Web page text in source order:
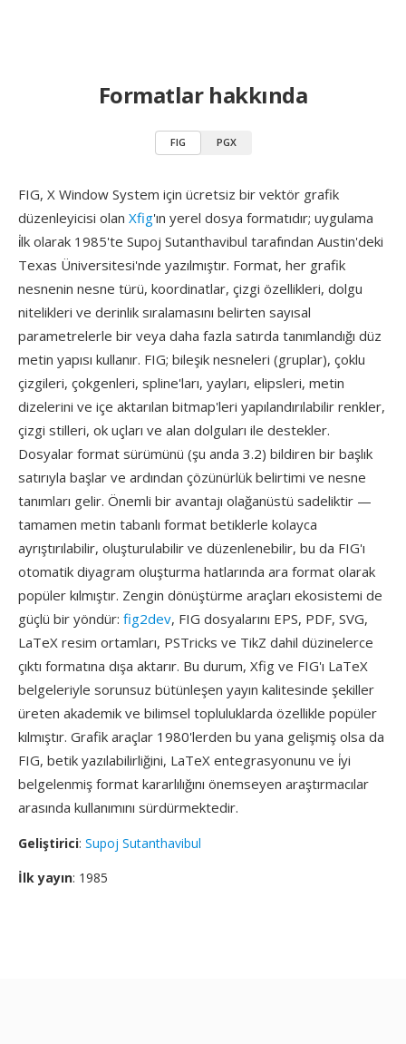
Formatlar hakkında
FIG PGX
FIG, X Window System için ücretsiz bir vektör grafik
düzenleyicisi olan Xfig'ın yerel dosya formatıdır; uygulama
i̇lk olarak 1985'te Supoj Sutanthavibul tarafından Austin'deki
Texas Üniversitesi'nde yazılmıştır. Format, her grafik
nesnenin nesne türü, koordinatlar, çizgi özellikleri, dolgu
nitelikleri ve derinlik sıralamasını belirten sayısal
parametrelerle bir veya daha fazla satırda tanımlandığı düz
metin yapısı kullanır. FIG; bileşik nesneleri (gruplar), çoklu
çizgileri, çokgenleri, spline'ları, yayları, elipsleri, metin
dizelerini ve içe aktarılan bitmap'leri yapılandırılabilir renkler,
çizgi stilleri, ok uçları ve alan dolguları ile destekler.
Dosyalar format sürümünü (şu anda 3.2) bildiren bir başlık
satırıyla başlar ve ardından çözünürlük belirtimi ve nesne
tanımları gelir. Önemli bir avantajı olağanüstü sadeliktir —
tamamen metin tabanlı format betiklerle kolayca
ayrıştırılabilir, oluşturulabilir ve düzenlenebilir, bu da FIG'ı
otomatik diyagram oluşturma hatlarında ara format olarak
popüler kılmıştır. Zengin dönüştürme araçları ekosistemi de
güçlü bir yöndür: fig2dev, FIG dosyalarını EPS, PDF, SVG,
LaTeX resim ortamları, PSTricks ve TikZ dahil düzinelerce
çıktı formatına dışa aktarır. Bu durum, Xfig ve FIG'ı LaTeX
belgeleriyle sorunsuz bütünleşen yayın kalitesinde şekiller
üreten akademik ve bilimsel topluluklarda özellikle popüler
kılmıştır. Grafik araçlar 1980'lerden bu yana gelişmiş olsa da
FIG, betik yazılabilirliğini, LaTeX entegrasyonunu ve i̇yi
belgelenmiş format kararlılığını önemseyen araştırmacılar
arasında kullanımını sürdürmektedir.
Geliştirici: Supoj Sutanthavibul
İlk yayın: 1985